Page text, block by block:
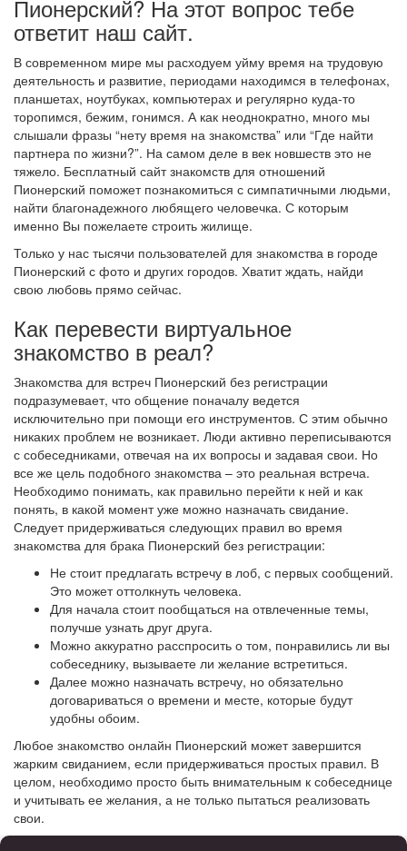
Пионерский? На этот вопрос тебе
ответит наш сайт.
В современном мире мы расходуем уйму время на трудовую
деятельность и развитие, периодами находимся в телефонах,
планшетах, ноутбуках, компьютерах и регулярно куда-то
торопимся, бежим, гонимся. А как неоднократно, много мы
слышали фразы “нету время на знакомства” или “Где найти
партнера по жизни?”. На самом деле в век новшеств это не
тяжело. Бесплатный сайт знакомств для отношений
Пионерский поможет познакомиться с симпатичными людьми,
найти благонадежного любящего человечка. С которым
именно Вы пожелаете строить жилище.
Только у нас тысячи пользователей для знакомства в городе
Пионерский с фото и других городов. Хватит ждать, найди
свою любовь прямо сейчас.
Как перевести виртуальное
знакомство в реал?
Знакомства для встреч Пионерский без регистрации
подразумевает, что общение поначалу ведется
исключительно при помощи его инструментов. С этим обычно
никаких проблем не возникает. Люди активно переписываются
с собеседниками, отвечая на их вопросы и задавая свои. Но
все же цель подобного знакомства – это реальная встреча.
Необходимо понимать, как правильно перейти к ней и как
понять, в какой момент уже можно назначать свидание.
Следует придерживаться следующих правил во время
знакомства для брака Пионерский без регистрации:
Не стоит предлагать встречу в лоб, с первых сообщений.
Это может оттолкнуть человека.
Для начала стоит пообщаться на отвлеченные темы,
получше узнать друг друга.
Можно аккуратно расспросить о том, понравились ли вы
собеседнику, вызываете ли желание встретиться.
Далее можно назначать встречу, но обязательно
договариваться о времени и месте, которые будут
удобны обоим.
Любое знакомство онлайн Пионерский может завершится
жарким свиданием, если придерживаться простых правил. В
целом, необходимо просто быть внимательным к собеседнице
и учитывать ее желания, а не только пытаться реализовать
свои.